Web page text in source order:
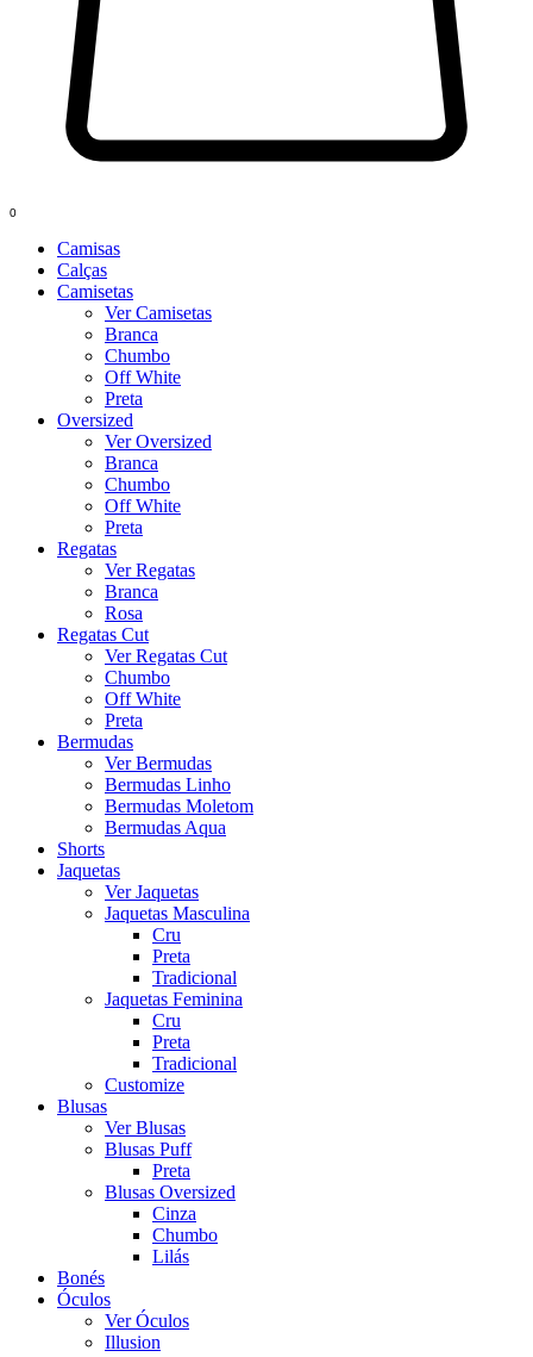
0
Camisas
Calças
Camisetas
Ver Camisetas
Branca
Chumbo
Off White
Preta
Oversized
Ver Oversized
Branca
Chumbo
Off White
Preta
Regatas
Ver Regatas
Branca
Rosa
Regatas Cut
Ver Regatas Cut
Chumbo
Off White
Preta
Bermudas
Ver Bermudas
Bermudas Linho
Bermudas Moletom
Bermudas Aqua
Shorts
Jaquetas
Ver Jaquetas
Jaquetas Masculina
Cru
Preta
Tradicional
Jaquetas Feminina
Cru
Preta
Tradicional
Customize
Blusas
Ver Blusas
Blusas Puff
Preta
Blusas Oversized
Cinza
Chumbo
Lilás
Bonés
Óculos
Ver Óculos
Illusion